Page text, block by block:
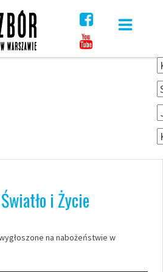
i Życie
na nabożeństwie w